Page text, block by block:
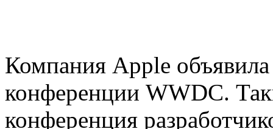
Компания Apple
конференции WWDC.
конференция